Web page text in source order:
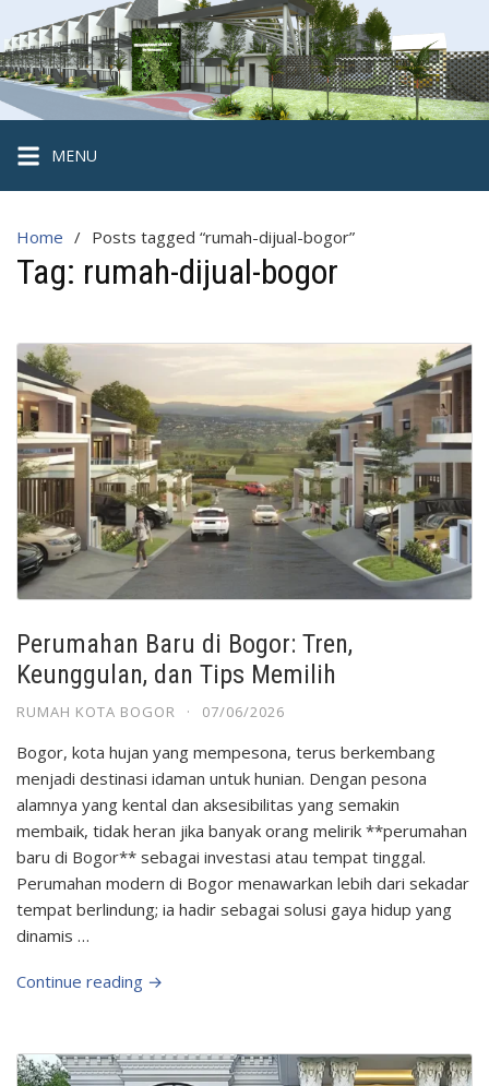
to
content
Hegarmanah
Habitat
Cluster
Strategis
di
MENU
Home Posts tagged “rumah-dijual-bogor”
Tag: rumah-dijual-bogor
Perumahan Baru di Bogor: Tren,
Keunggulan, dan Tips Memilih
RUMAH KOTA BOGOR · 07/06/2026
Bogor, kota hujan yang mempesona, terus berkembang
menjadi destinasi idaman untuk hunian. Dengan pesona
alamnya yang kental dan aksesibilitas yang semakin
membaik, tidak heran jika banyak orang melirik **perumahan
baru di Bogor** sebagai investasi atau tempat tinggal.
Perumahan modern di Bogor menawarkan lebih dari sekadar
tempat berlindung; ia hadir sebagai solusi gaya hidup yang
dinamis …
Continue reading →